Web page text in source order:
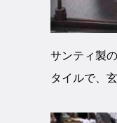
サンティ製
タイルで、